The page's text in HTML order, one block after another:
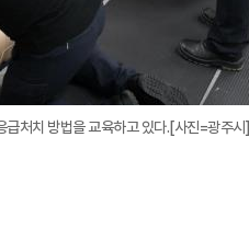
처치 방법을 교육하고 있다.[사진=광주시]